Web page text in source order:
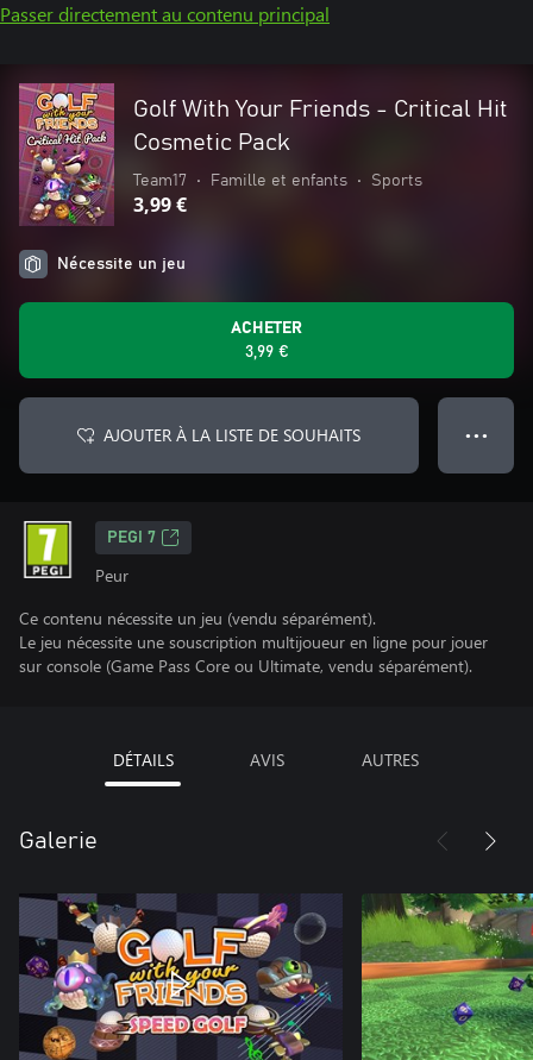
Passer directement au contenu principal
Golf With Your Friends - Critical Hit
Cosmetic Pack
Team17 • Famille et enfants • Sports
3,99 €
Nécessite un jeu
ACHETER
3,99 €
AJOUTER À LA LISTE DE SOUHAITS ● ● ●
PEGI 7
Peur
Ce contenu nécessite un jeu (vendu séparément).
Le jeu nécessite une souscription multijoueur en ligne pour jouer
sur console (Game Pass Core ou Ultimate, vendu séparément).
DÉTAILS AVIS AUTRES
Galerie